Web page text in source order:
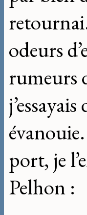
odeurs
rumeurs
port, je
Pelhon :